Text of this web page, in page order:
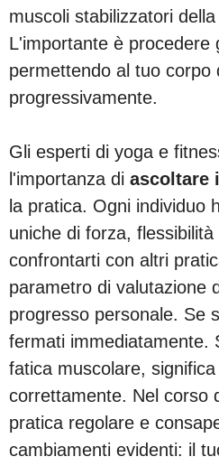
muscoli stabilizzatori
L'importante è procedere
permettendo al tuo corpo
progressivamente.
Gli esperti di yoga e
l'importanza di ascoltare
la pratica. Ogni individuo
uniche di forza,
confrontarti con altri
parametro di valutazione
progresso personale. Se
fermati immediatamente.
fatica muscolare,
correttamente. Nel corso
pratica regolare e
cambiamenti evidenti: il